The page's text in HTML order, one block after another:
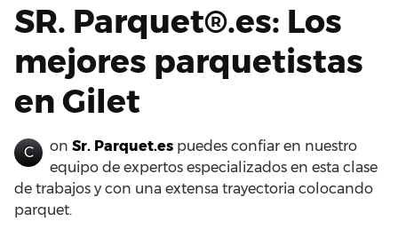
SR. Parquet®.es: Los
mejores parquetistas
en Gilet
C on Sr. Parquet.es puedes confiar en nuestro
equipo de expertos especializados en esta clase
de trabajos y con una extensa trayectoria colocando
parquet.